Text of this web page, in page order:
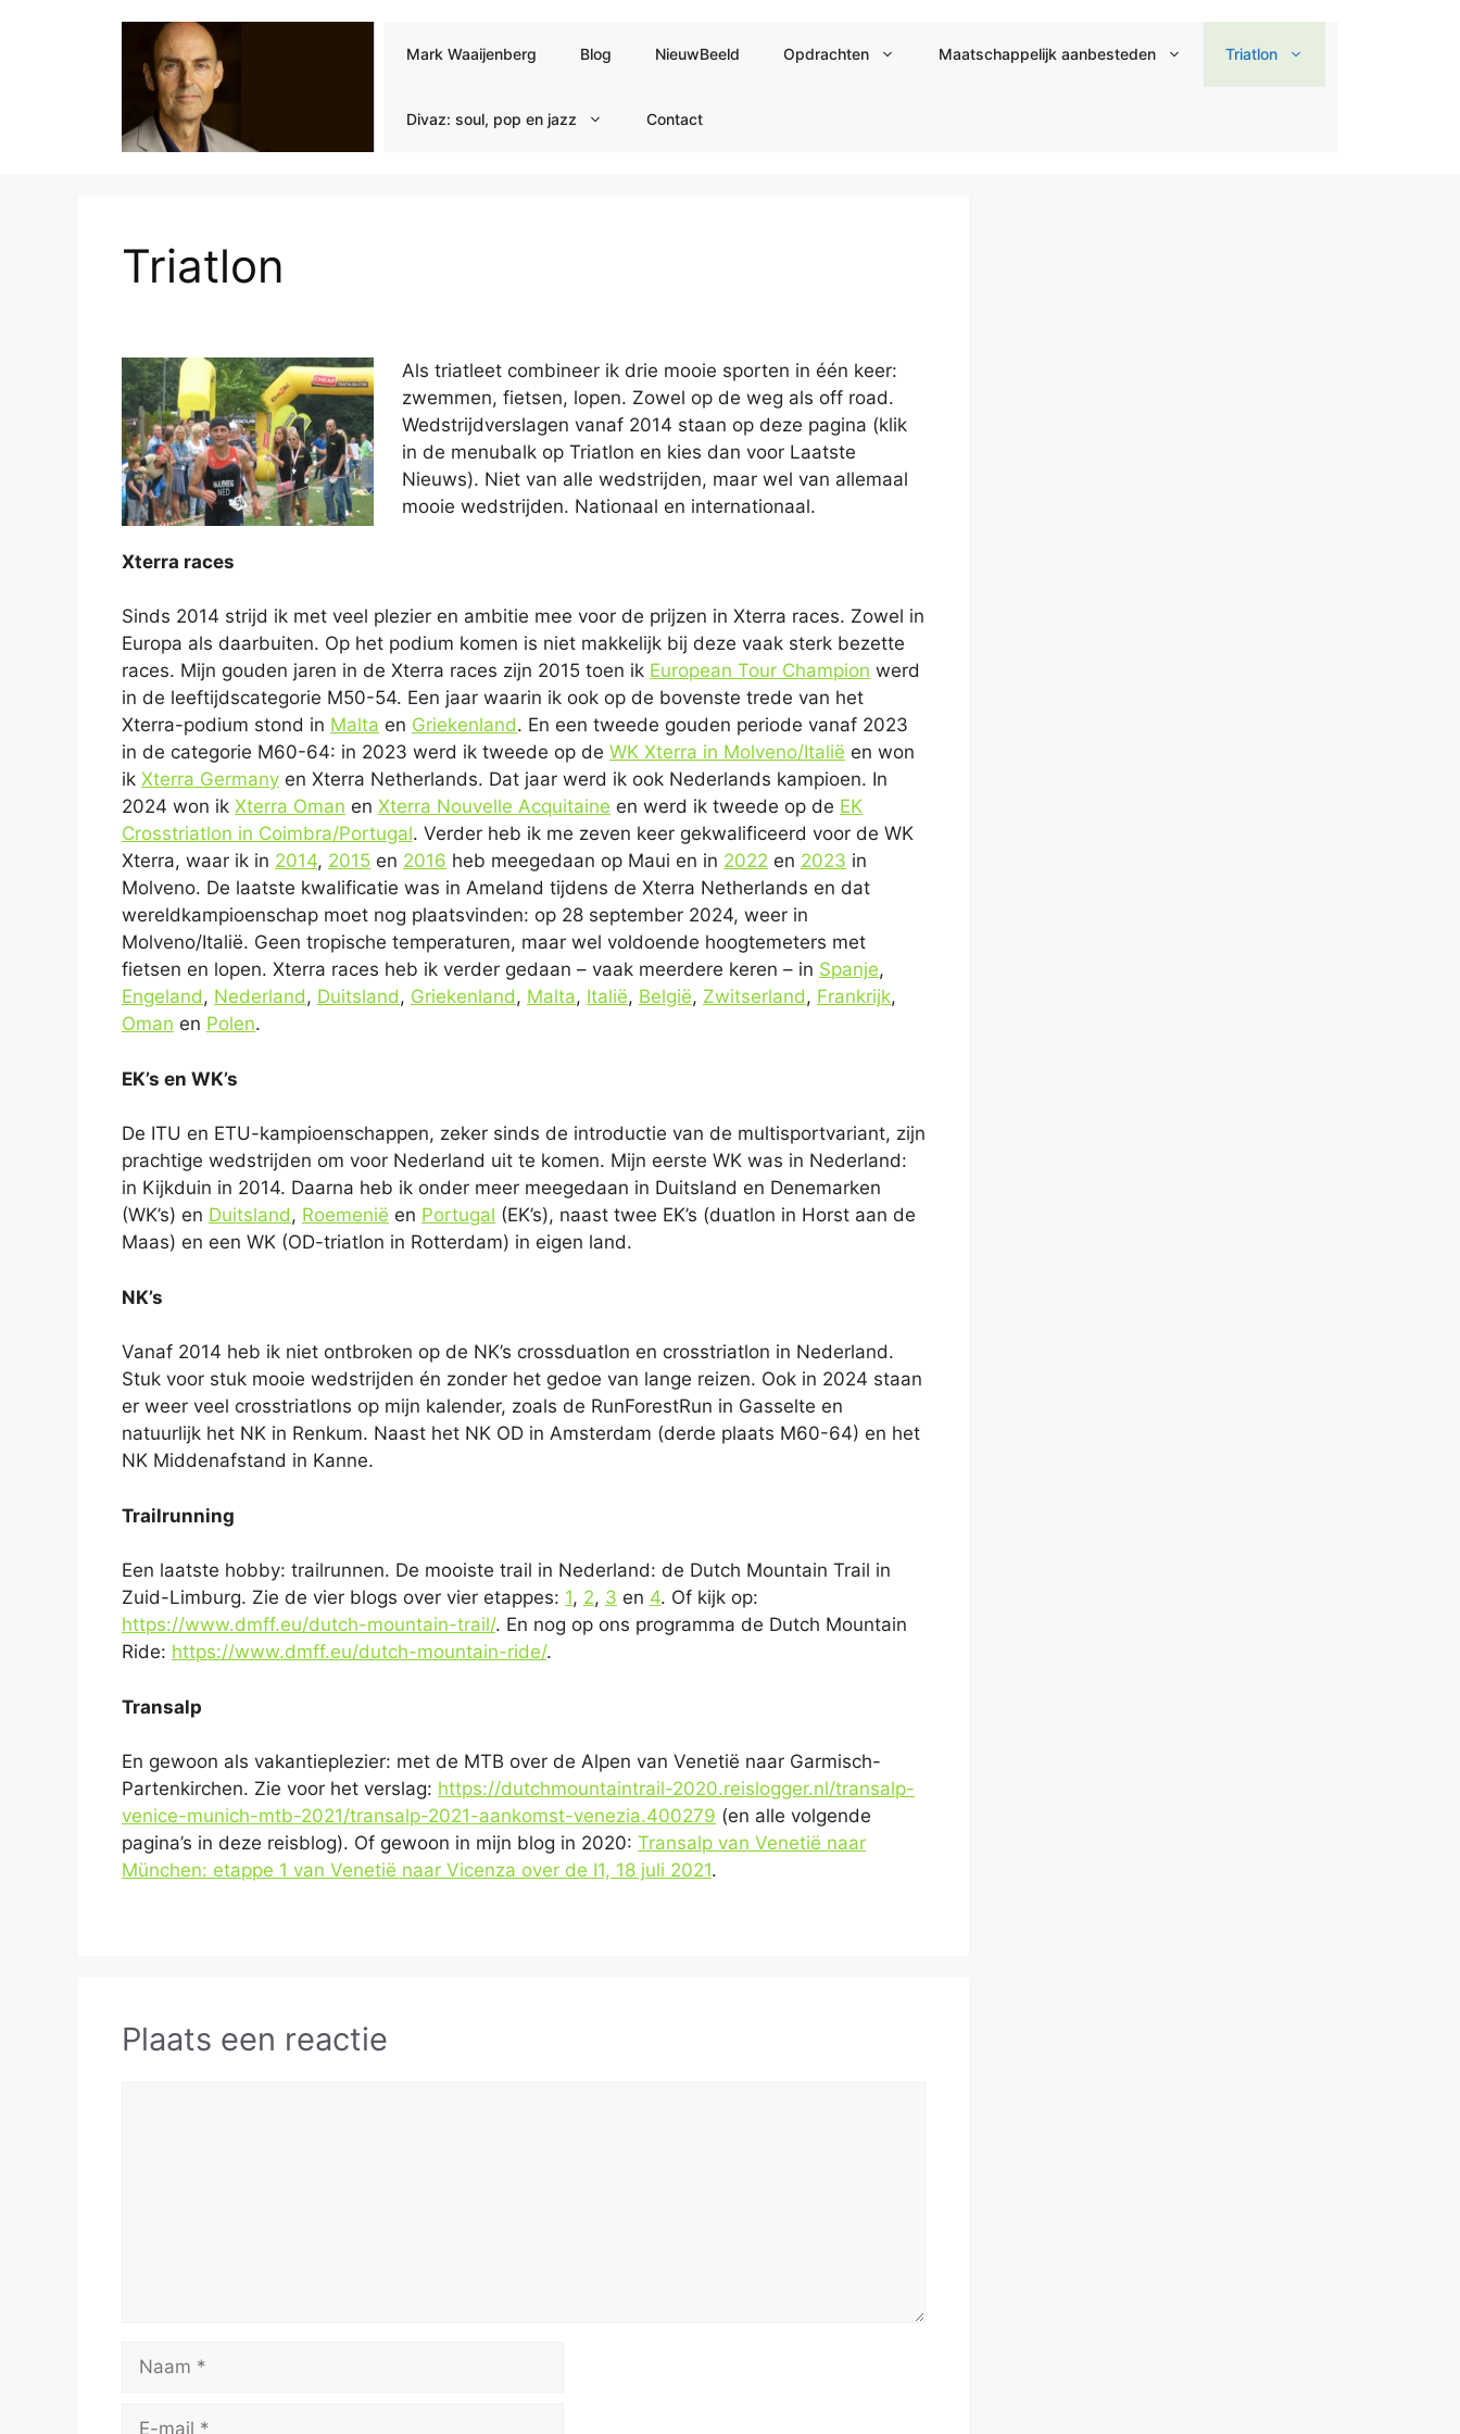
Mark Waaijenberg Blog NieuwBeeld Opdrachten Maatschappelijk aanbesteden Triatlon
Divaz: soul, pop en jazz Contact
Triatlon
Als triatleet combineer ik drie mooie sporten in één keer:
zwemmen, fietsen, lopen. Zowel op de weg als off road.
Wedstrijdverslagen vanaf 2014 staan op deze pagina (klik
in de menubalk op Triatlon en kies dan voor Laatste
Nieuws). Niet van alle wedstrijden, maar wel van allemaal
mooie wedstrijden. Nationaal en internationaal.
Xterra races
Sinds 2014 strijd ik met veel plezier en ambitie mee voor de prijzen in Xterra races. Zowel in
Europa als daarbuiten. Op het podium komen is niet makkelijk bij deze vaak sterk bezette
races. Mijn gouden jaren in de Xterra races zijn 2015 toen ik European Tour Champion werd
in de leeftijdscategorie M50-54. Een jaar waarin ik ook op de bovenste trede van het
Xterra-podium stond in Malta en Griekenland. En een tweede gouden periode vanaf 2023
in de categorie M60-64: in 2023 werd ik tweede op de WK Xterra in Molveno/Italië en won
ik Xterra Germany en Xterra Netherlands. Dat jaar werd ik ook Nederlands kampioen. In
2024 won ik Xterra Oman en Xterra Nouvelle Acquitaine en werd ik tweede op de EK
Crosstriatlon in Coimbra/Portugal. Verder heb ik me zeven keer gekwalificeerd voor de WK
Xterra, waar ik in 2014, 2015 en 2016 heb meegedaan op Maui en in 2022 en 2023 in
Molveno. De laatste kwalificatie was in Ameland tijdens de Xterra Netherlands en dat
wereldkampioenschap moet nog plaatsvinden: op 28 september 2024, weer in
Molveno/Italië. Geen tropische temperaturen, maar wel voldoende hoogtemeters met
fietsen en lopen. Xterra races heb ik verder gedaan – vaak meerdere keren – in Spanje,
Engeland, Nederland, Duitsland, Griekenland, Malta, Italië, België, Zwitserland, Frankrijk,
Oman en Polen.
EK’s en WK’s
De ITU en ETU-kampioenschappen, zeker sinds de introductie van de multisportvariant, zijn
prachtige wedstrijden om voor Nederland uit te komen. Mijn eerste WK was in Nederland:
in Kijkduin in 2014. Daarna heb ik onder meer meegedaan in Duitsland en Denemarken
(WK’s) en Duitsland, Roemenië en Portugal (EK’s), naast twee EK’s (duatlon in Horst aan de
Maas) en een WK (OD-triatlon in Rotterdam) in eigen land.
NK’s
Vanaf 2014 heb ik niet ontbroken op de NK’s crossduatlon en crosstriatlon in Nederland.
Stuk voor stuk mooie wedstrijden én zonder het gedoe van lange reizen. Ook in 2024 staan
er weer veel crosstriatlons op mijn kalender, zoals de RunForestRun in Gasselte en
natuurlijk het NK in Renkum. Naast het NK OD in Amsterdam (derde plaats M60-64) en het
NK Middenafstand in Kanne.
Trailrunning
Een laatste hobby: trailrunnen. De mooiste trail in Nederland: de Dutch Mountain Trail in
Zuid-Limburg. Zie de vier blogs over vier etappes: 1, 2, 3 en 4. Of kijk op:
https://www.dmff.eu/dutch-mountain-trail/. En nog op ons programma de Dutch Mountain
Ride: https://www.dmff.eu/dutch-mountain-ride/.
Transalp
En gewoon als vakantieplezier: met de MTB over de Alpen van Venetië naar Garmisch-
Partenkirchen. Zie voor het verslag: https://dutchmountaintrail-2020.reislogger.nl/transalp-
venice-munich-mtb-2021/transalp-2021-aankomst-venezia.400279 (en alle volgende
pagina’s in deze reisblog). Of gewoon in mijn blog in 2020: Transalp van Venetië naar
München: etappe 1 van Venetië naar Vicenza over de I1, 18 juli 2021.
Plaats een reactie